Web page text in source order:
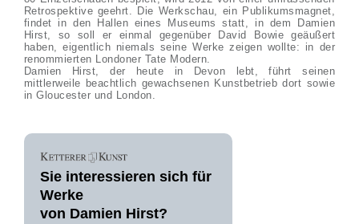
Retrospektive geehrt. Die Werkschau, ein Publikumsmagnet,
findet in den Hallen eines Museums statt, in dem Damien
Hirst, so soll er einmal gegenüber David Bowie geäußert
haben, eigentlich niemals seine Werke zeigen wollte: in der
renommierten Londoner Tate Modern.
Damien Hirst, der heute in Devon lebt, führt seinen
mittlerweile beachtlich gewachsenen Kunstbetrieb dort sowie
in Gloucester und London.
Sie interessieren sich für
Werke
von Damien Hirst?